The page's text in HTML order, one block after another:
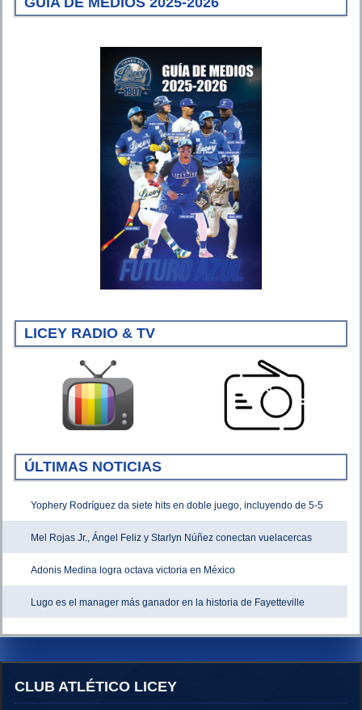
LICEY RADIO & TV
ÚLTIMAS NOTICIAS
Yophery Rodríguez da siete hits en doble juego, incluyendo de 5-5
Mel Rojas Jr., Ángel Feliz y Starlyn Núñez conectan vuelacercas
Adonis Medina logra octava victoria en México
Lugo es el manager más ganador en la historia de Fayetteville
CLUB ATLÉTICO LICEY